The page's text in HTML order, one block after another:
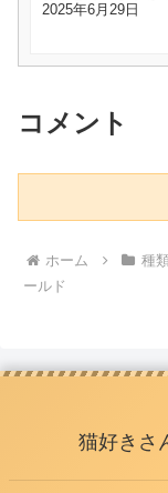
2025年6月29日
コメント
ホーム 種
ールド
猫好きさ